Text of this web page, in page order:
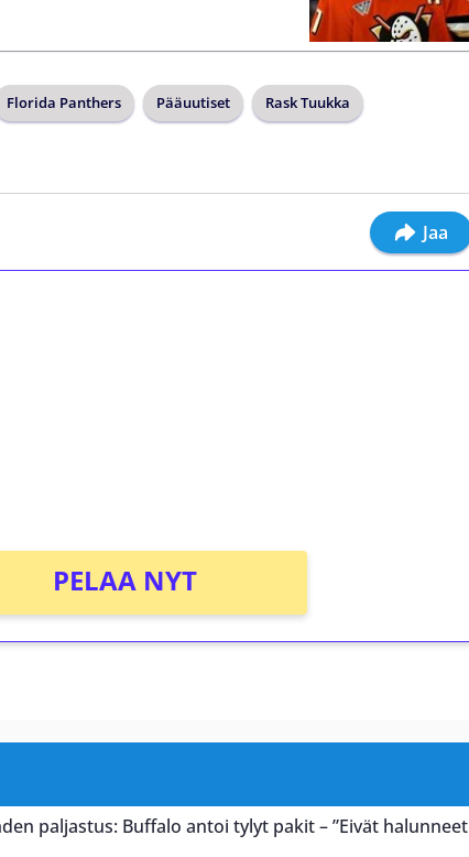
Florida Panthers Pääuutiset Rask Tuukka
Jaa
PELAA NYT
paljastus: Buffalo antoi tylyt pakit – ”Eivät halunneet